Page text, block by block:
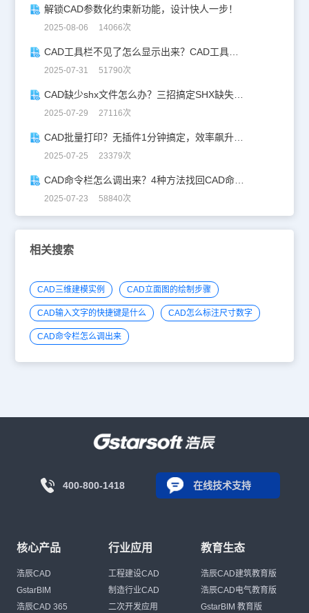
解锁CAD参数化约束新功能，设计快人一步！
2025-08-06 14066次
CAD工具栏不见了怎么显示出来？CAD工具栏恢复指南
2025-07-31 51790次
CAD缺少shx文件怎么办？三招搞定SHX缺失难题
2025-07-29 27116次
CAD批量打印？无插件1分钟搞定，效率飙升90%！
2025-07-25 23379次
CAD命令栏怎么调出来？4种方法找回CAD命令栏
2025-07-23 58840次
相关搜索
CAD三维建模实例 CAD立面图的绘制步骤
CAD输入文字的快捷键是什么 CAD怎么标注尺寸数字
CAD命令栏怎么调出来
400-800-1418 在线技术支持
核心产品
浩辰CAD
GstarBIM
浩辰CAD 365
行业应用
工程建设CAD
制造行业CAD
二次开发应用
教育生态
浩辰CAD建筑教育版
浩辰CAD电气教育版
GstarBIM 教育版